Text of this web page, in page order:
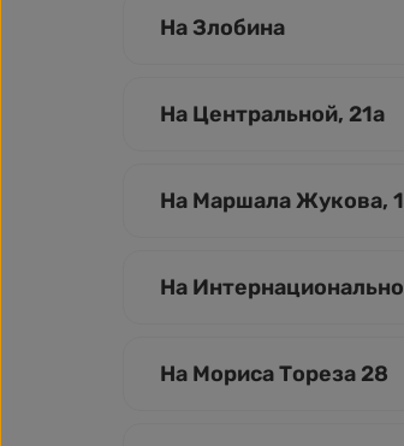
На Злобина
На Центральной, 21а
На Маршала Жукова,
На
На Мориса Тореза 28